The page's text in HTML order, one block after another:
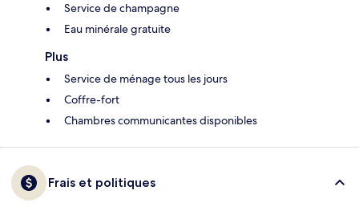
Service de champagne
Eau minérale gratuite
Plus
Service de ménage tous les jours
Coffre-fort
Chambres communicantes disponibles
Frais et politiques